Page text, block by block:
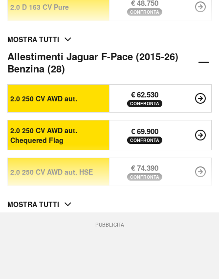
2.0 D 163 CV Pure € 48.750
CONFRONTA
MOSTRA TUTTI
Allestimenti Jaguar F-Pace (2015-26)
Benzina (28)
2.0 250 CV AWD aut. € 62.530
CONFRONTA
2.0 250 CV AWD aut.
Chequered Flag
€ 69.900
CONFRONTA
2.0 250 CV AWD aut. HSE € 74.390
CONFRONTA
MOSTRA TUTTI
PUBBLICITÀ